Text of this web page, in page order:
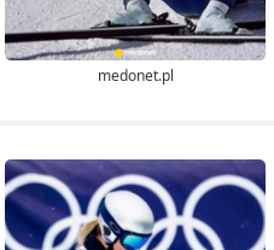
medonet.pl